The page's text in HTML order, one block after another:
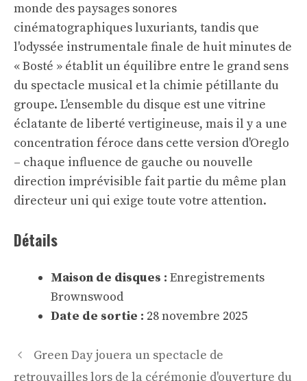
monde des paysages sonores
cinématographiques luxuriants, tandis que
l'odyssée instrumentale finale de huit minutes de
« Bosté » établit un équilibre entre le grand sens
du spectacle musical et la chimie pétillante du
groupe. L'ensemble du disque est une vitrine
éclatante de liberté vertigineuse, mais il y a une
concentration féroce dans cette version d'Oreglo
– chaque influence de gauche ou nouvelle
direction imprévisible fait partie du même plan
directeur uni qui exige toute votre attention.
Détails
Maison de disques : Enregistrements
Brownswood
Date de sortie : 28 novembre 2025
Navigation
des
Green Day jouera un spectacle de
retrouvailles lors de la cérémonie d'ouverture du